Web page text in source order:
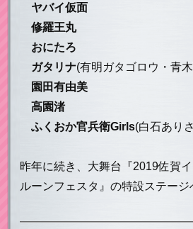
ヤバイ仮面
修羅王丸
おにたろ
ガタリナ(有明ガタゴロウ・青
園田有由美
高園渚
ふくおか官兵衛Girls(白石あり
昨年に続き、大舞台『2019佐賀
ルーンフェスタ』の特設ステージ